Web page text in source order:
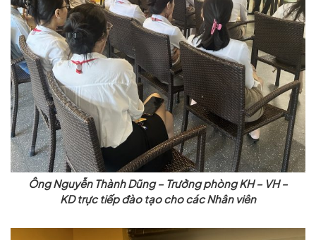
Ông Nguyễn Thành Dũng – Trưởng phòng KH – VH –
KD trực tiếp đào tạo cho các Nhân viên